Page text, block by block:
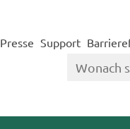
Presse Support